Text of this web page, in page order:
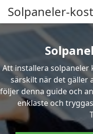
Solpaneler-
Att installera solpaneler
särskilt när det gäller
följer denna guide och
enklaste och